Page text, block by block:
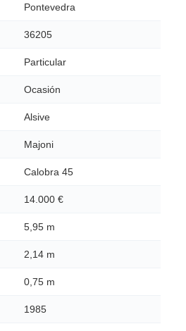
Pontevedra
36205
Particular
Ocasión
Alsive
Majoni
Calobra 45
14.000 €
5,95 m
2,14 m
0,75 m
1985